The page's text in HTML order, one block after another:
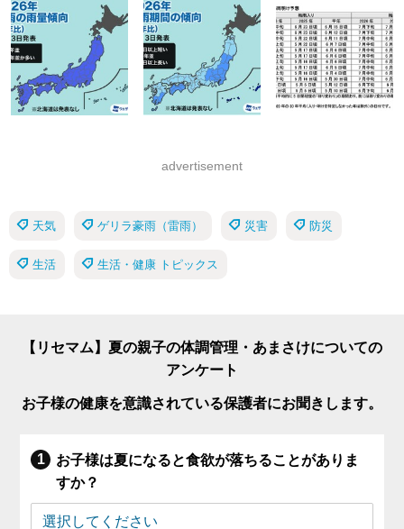
advertisement
天気 ゲリラ豪雨（雷雨） 災害 防災
生活 生活・健康 トピックス
【リセマム】夏の親子の体調管理・あまさけについての
アンケート
お子様の健康を意識されている保護者にお聞きします。
お子様は夏になると食欲が落ちることがありま
すか？